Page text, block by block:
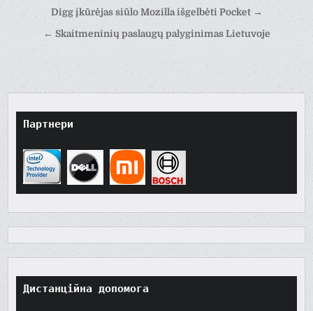
Навігація
записів
Digg įkūrėjas siūlo Mozilla išgelbėti Pocket →
← Skaitmeninių paslaugų palyginimas Lietuvoje
Партнери
Дистанційна допомога